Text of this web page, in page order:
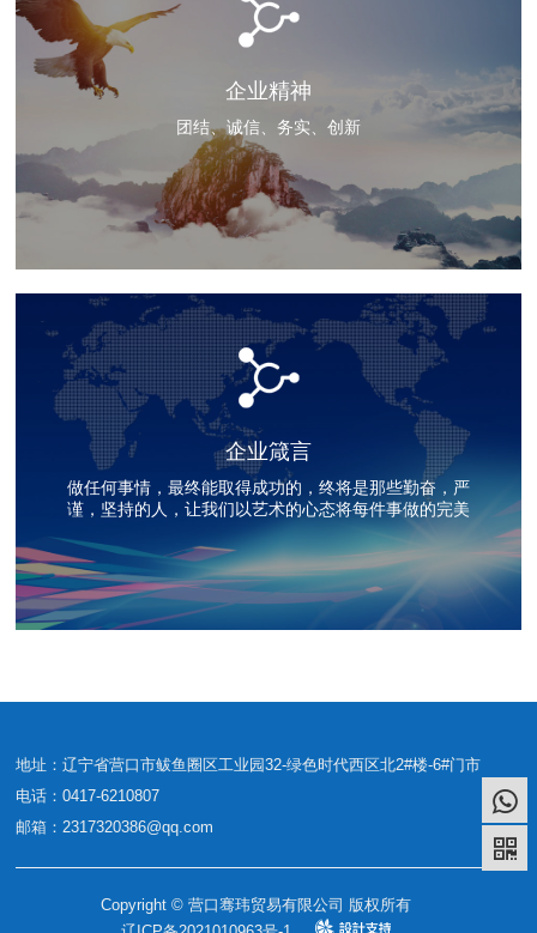
企业精神
团结、诚信、务实、创新
企业箴言
做任何事情，最终能取得成功的，终将是那些勤奋，严
谨，坚持的人，让我们以艺术的心态将每件事做的完美
地址：辽宁省营口市鲅鱼圈区工业园32-绿色时代西区北2#楼-6#门市
电话：0417-6210807
邮箱：2317320386@qq.com
Copyright © 营口骞玮贸易有限公司 版权所有